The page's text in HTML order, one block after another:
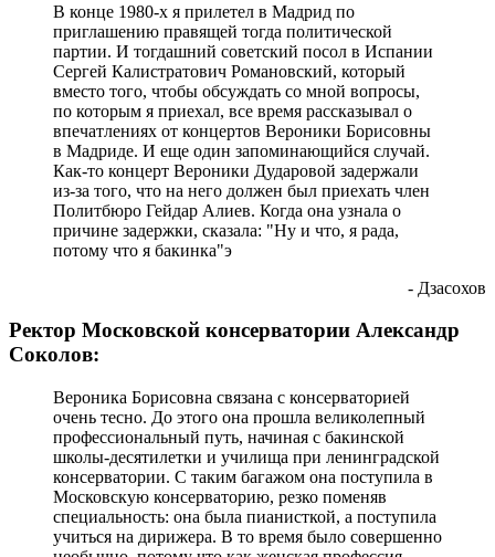
В конце 1980-х я прилетел в Мадрид по
приглашению правящей тогда политической
партии. И тогдашний советский посол в Испании
Сергей Калистратович Романовский, который
вместо того, чтобы обсуждать со мной вопросы,
по которым я приехал, все время рассказывал о
впечатлениях от концертов Вероники Борисовны
в Мадриде. И еще один запоминающийся случай.
Как-то концерт Вероники Дударовой задержали
из-за того, что на него должен был приехать член
Политбюро Гейдар Алиев. Когда она узнала о
причине задержки, сказала: "Ну и что, я рада,
потому что я бакинка"э
- Дзасохов
Ректор Московской консерватории Александр
Соколов:
Вероника Борисовна связана с консерваторией
очень тесно. До этого она прошла великолепный
профессиональный путь, начиная с бакинской
школы-десятилетки и училища при ленинградской
консерватории. С таким багажом она поступила в
Московскую консерваторию, резко поменяв
специальность: она была пианисткой, а поступила
учиться на дирижера. В то время было совершенно